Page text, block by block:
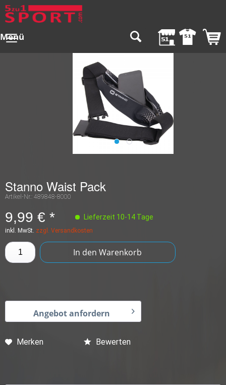
Menü
Stanno Waist Pack
Artikel-Nr.: 489848-8000
9,99 € * Lieferzeit 10-14 Tage
inkl. MwSt. zzgl. Versandkosten
In den Warenkorb
Angebot anfordern
Merken Bewerten